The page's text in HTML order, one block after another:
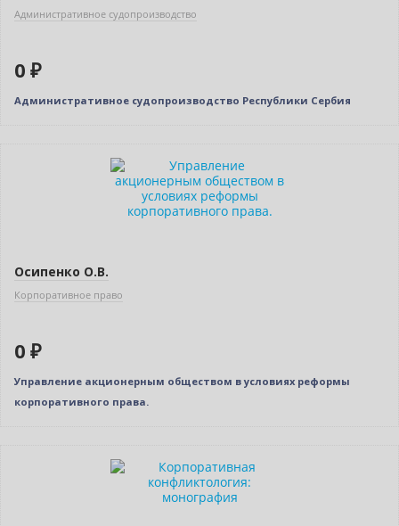
Административное судопроизводство
0 ₽
Административное судопроизводство Республики Сербия
Осипенко О.В.
Корпоративное право
0 ₽
Управление акционерным обществом в условиях реформы
корпоративного права.